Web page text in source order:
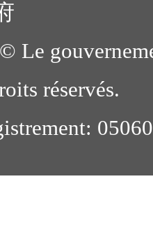
Le
réservés.